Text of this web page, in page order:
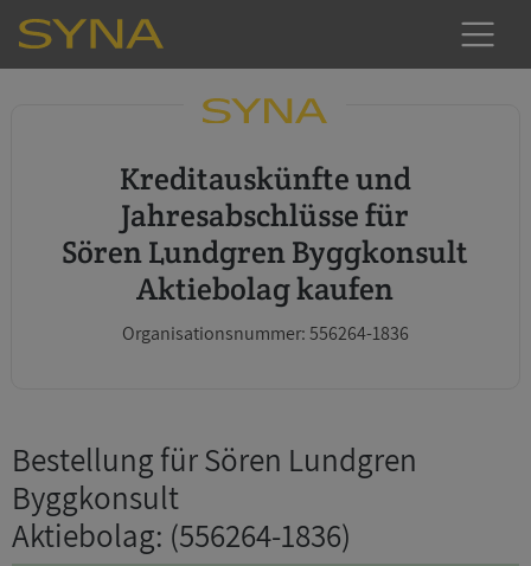
Kreditauskünfte und
Jahresabschlüsse für
Sören Lundgren Byggkonsult
Aktiebolag kaufen
Organisationsnummer: 556264-1836
Bestellung für Sören Lundgren
Byggkonsult
Aktiebolag: (556264-1836)